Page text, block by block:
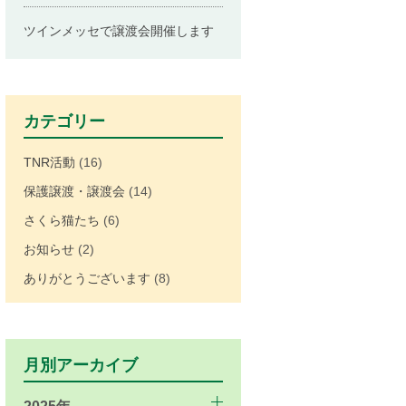
ツインメッセで譲渡会開催します
カテゴリー
TNR活動 (16)
保護譲渡・譲渡会 (14)
さくら猫たち (6)
お知らせ (2)
ありがとうございます (8)
月別アーカイブ